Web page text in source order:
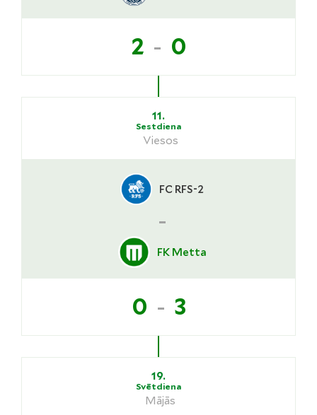
2 - 0
11.
Sestdiena
Viesos
FC RFS-2
-
FK Metta
0 - 3
19.
Svētdiena
Mājās